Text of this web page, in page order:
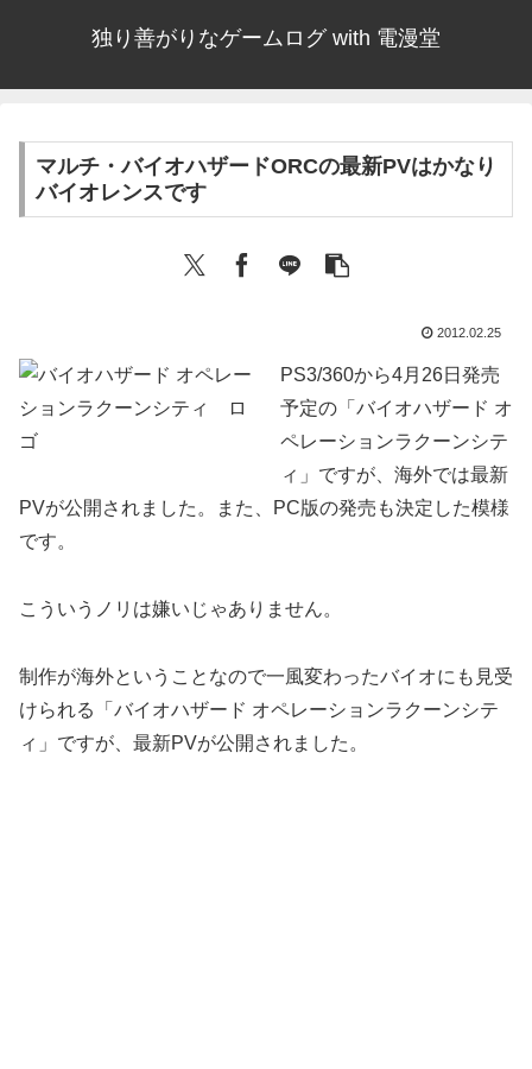
独り善がりなゲームログ with 電漫堂
マルチ・バイオハザードORCの最新PVはかなり
バイオレンスです
2012.02.25
PS3/360から4月26日発売
予定の「バイオハザード オ
ペレーションラクーンシテ
ィ」ですが、海外では最新
PVが公開されました。また、PC版の発売も決定した模様
です。
こういうノリは嫌いじゃありません。
制作が海外ということなので一風変わったバイオにも見受
けられる「バイオハザード オペレーションラクーンシテ
ィ」ですが、最新PVが公開されました。